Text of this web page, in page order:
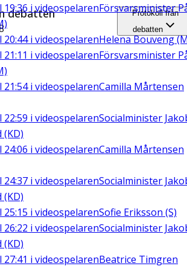
19:36 i videospelarenFörsvarsminister
20:44i videospelarenHelena Bouveng
21:11 i videospelarenFörsvarsminister
21:54i videospelarenCamilla Mårtensen
22:59 i videospelarenSocialminister
(KD)
24:06 i videospelarenCamilla Mårtensen
24:37 i videospelarenSocialminister
(KD)
25:15 i videospelarenSofie Eriksson (S)
26:22 i videospelarenSocialminister
(KD)
27:41 i videospelarenBeatrice Timgren
debatten
Protokoll från
debatten